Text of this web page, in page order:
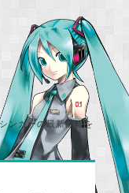
ンガーの最新情報を